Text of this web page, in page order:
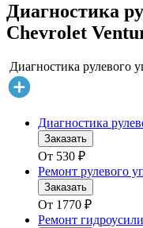
Диагностика
Chevrolet
Диагностика рулевого
Диагностика
Заказать
От 530 ₽
Ремонт рулевого
Заказать
От 1770 ₽
Ремонт